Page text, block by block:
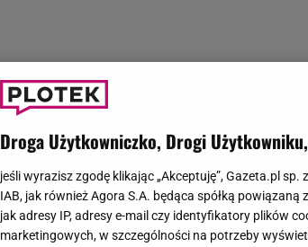
Droga Użytkowniczko, Drogi Użytkowniku,
jeśli wyrazisz zgodę klikając „Akceptuję”, Gazeta.pl
IAB, jak również Agora S.A. będąca spółką
jak adresy IP, adresy e-mail czy identyfikatory plików
marketingowych, w szczególności na potrzeby